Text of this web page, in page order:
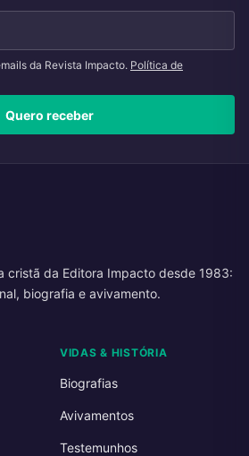
da Revista Impacto. Política de
Quero receber
cristã da Editora Impacto desde 1983:
biografia e avivamento.
VIDAS & HISTÓRIA
Biografias
Avivamentos
Testemunhos